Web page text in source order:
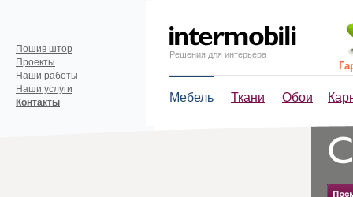
Решения для интерьера
Мебель Ткани Обои
Пошив штор
Проекты
Наши работы
Наши услуги
Контакты